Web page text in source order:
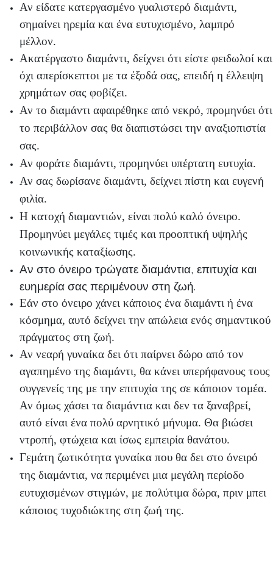
Αν είδατε κατεργασμένο γυαλιστερό διαμάντι,
σημαίνει ηρεμία και ένα ευτυχισμένο, λαμπρό
μέλλον.
Ακατέργαστο διαμάντι, δείχνει ότι είστε φειδωλοί και
όχι απερίσκεπτοι με τα έξοδά σας, επειδή η έλλειψη
χρημάτων σας φοβίζει.
Αν το διαμάντι αφαιρέθηκε από νεκρό, προμηνύει ότι
το περιβάλλον σας θα διαπιστώσει την αναξιοπιστία
σας.
Αν φοράτε διαμάντι, προμηνύει υπέρτατη ευτυχία.
Αν σας δωρίσανε διαμάντι, δείχνει πίστη και ευγενή
φιλία.
Η κατοχή διαμαντιών, είναι πολύ καλό όνειρο.
Προμηνύει μεγάλες τιμές και προοπτική υψηλής
κοινωνικής καταξίωσης.
Αν στο όνειρο τρώγατε διαμάντια, επιτυχία και
ευημερία σας περιμένουν στη ζωή.
Εάν στο όνειρο χάνει κάποιος ένα διαμάντι ή ένα
κόσμημα, αυτό δείχνει την απώλεια ενός σημαντικού
πράγματος στη ζωή.
Αν νεαρή γυναίκα δει ότι παίρνει δώρο από τον
αγαπημένο της διαμάντι, θα κάνει υπερήφανους τους
συγγενείς της με την επιτυχία της σε κάποιον τομέα.
Αν όμως χάσει τα διαμάντια και δεν τα ξαναβρεί,
αυτό είναι ένα πολύ αρνητικό μήνυμα. Θα βιώσει
ντροπή, φτώχεια και ίσως εμπειρία θανάτου.
Γεμάτη ζωτικότητα γυναίκα που θα δει στο όνειρό
της διαμάντια, να περιμένει μια μεγάλη περίοδο
ευτυχισμένων στιγμών, με πολύτιμα δώρα, πριν μπει
κάποιος τυχοδιώκτης στη ζωή της.